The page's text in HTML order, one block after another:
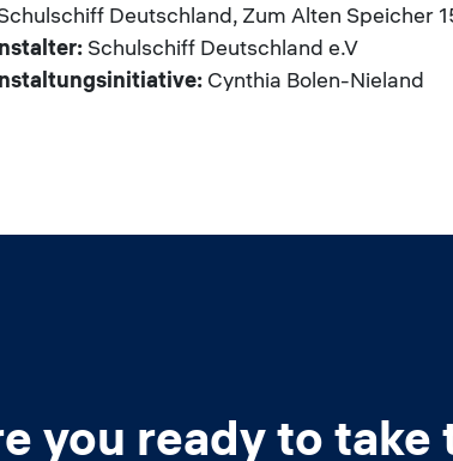
Deutschland, Zum Alten Speicher
Schulschiff Deutschland e.V
Cynthia Bolen-Nieland
you ready to take